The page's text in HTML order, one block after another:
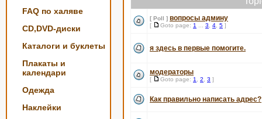
FAQ по халяве
CD,DVD-диски
Каталоги и буклеты
Плакаты и
календари
Одежда
Наклейки
[ Poll ] вопросы админу
[ Goto page: 1 3 4 5 ]
я здесь в первые помогите.
модераторы
[ Goto page: 1 2 3 ]
Как правильно написать адрес?